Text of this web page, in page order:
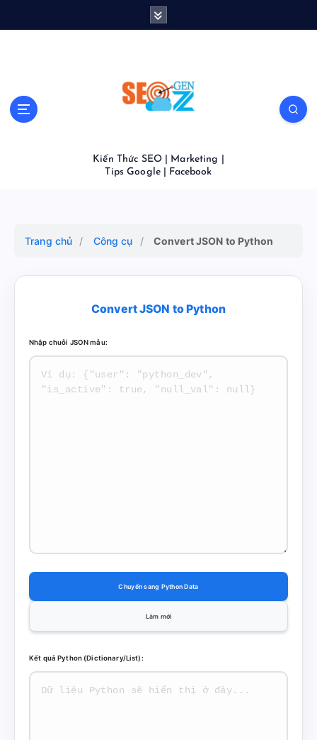
Kiến Thức SEO | Marketing |
Tips Google | Facebook
Trang chủ / Công cụ / Convert JSON to Python
Convert JSON to Python
Nhập chuỗi JSON mẫu:
Chuyển sang Python Data
Làm mới
Kết quả Python (Dictionary/List):